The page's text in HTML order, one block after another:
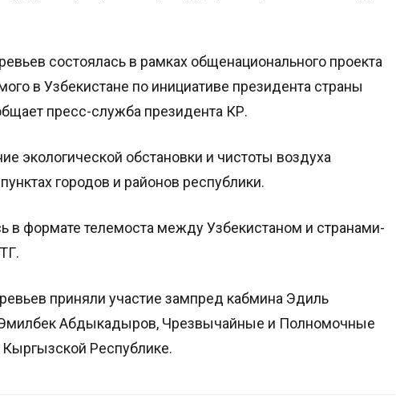
состоялась в рамках общенационального проекта
в Узбекистане по инициативе президента страны
пресс-служба президента КР.
экологической обстановки и чистоты воздуха
городов и районов республики.
в формате телемоста между Узбекистаном и странами-
приняли участие зампред кабмина Эдиль
Абдыкадыров, Чрезвычайные и Полномочные
Республике.